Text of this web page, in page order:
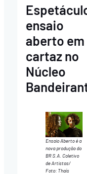
ensaio
aberto em
cartaz no
Núcleo
Ensaio Aberto é a
nova produção do
BR S.A. Coletivo
de Artistas/
Foto: Thaís